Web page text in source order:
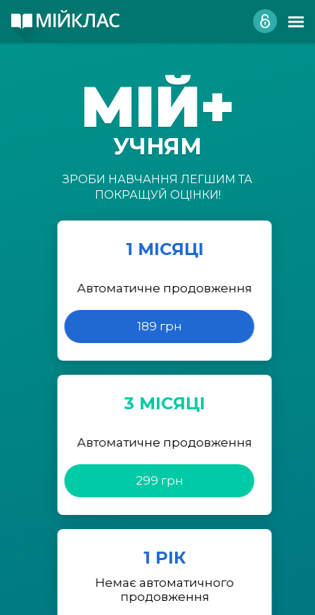
МІЙ+
УЧНЯМ
ЗРОБИ НАВЧАННЯ ЛЕГШИМ ТА
ПОКРАЩУЙ ОЦІНКИ!
1 МІСЯЦІ
Автоматичне продовження
189 грн
3 МІСЯЦІ
Автоматичне продовження
299 грн
1 РІК
Немає автоматичного
продовження